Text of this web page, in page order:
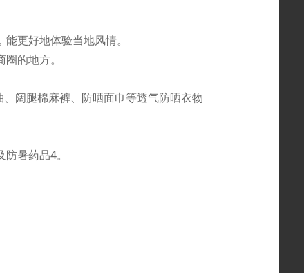
更好地体验当地风情。
的地方。
阔腿棉麻裤、防晒面巾等透气防晒衣物
防暑药品4。